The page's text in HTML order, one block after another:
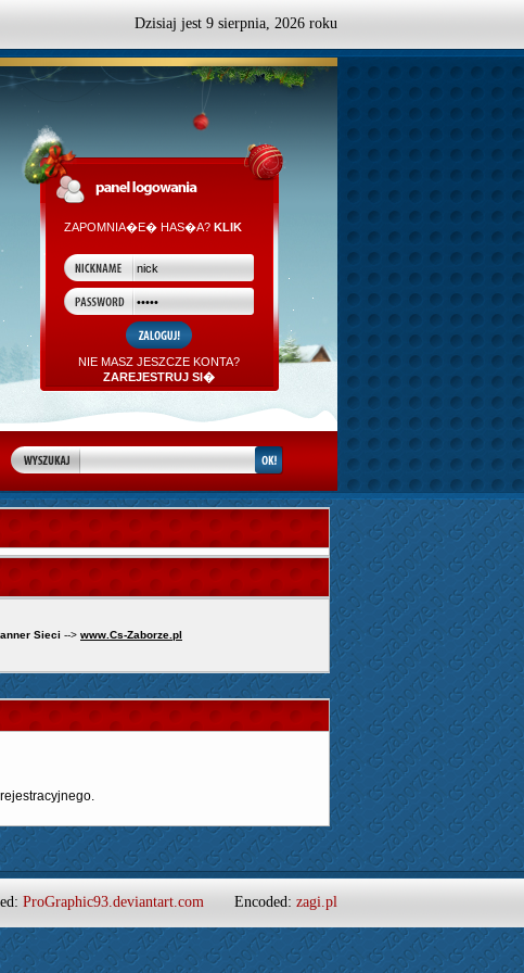
Dzisiaj jest 9 sierpnia, 2026 roku
ZAPOMNIA�E� HAS�A? KLIK
NIE MASZ JESZCZE KONTA?
ZAREJESTRUJ SI�
Sieci --> www.Cs-Zaborze.pl
ProGraphic93.deviantart.comEncoded: zagi.pl